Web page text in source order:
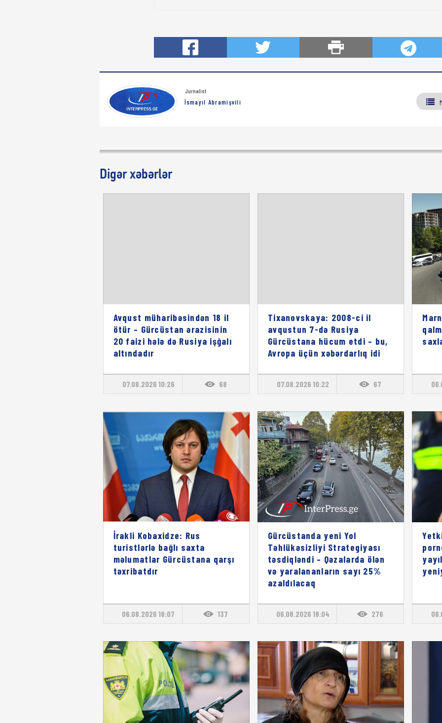
Jurnalist
İsmayıl Abramişvili
Digər xəbərlər
Avqust müharibəsindən 18 il
ötür – Gürcüstan ərazisinin
20 faizi hələ də Rusiya işğalı
altındadır
07.08.2026 10:26 68
Tixanovskaya: 2008-ci il
avqustun 7-də Rusiya
Gürcüstana hücum etdi – bu,
Avropa üçün xəbərdarlıq idi
07.08.2026 10:22 67
İrakli Kobaxidze: Rus
turistlərlə bağlı saxta
məlumatlar Gürcüstana qarşı
təxribatdır
06.08.2026 18:07 137
Gürcüstanda yeni Yol
Təhlükəsizliyi Strategiyası
təsdiqləndi – Qəzalarda ölən
və yaralananların sayı 25%
azaldılacaq
06.08.2026 18:04 276